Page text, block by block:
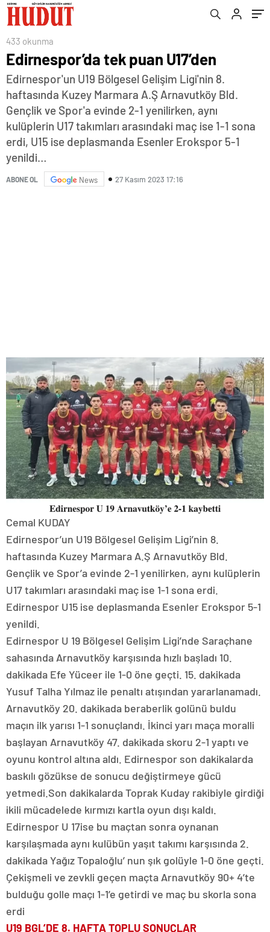
433 okunma
Edirnespor’da tek puan U17’den
Edirnespor'un U19 Bölgesel Gelişim Ligi'nin 8.
haftasında Kuzey Marmara A.Ş Arnavutköy Bld.
Gençlik ve Spor'a evinde 2-1 yenilirken, aynı
kulüplerin U17 takımları arasındaki maç ise 1-1 sona
erdi, U15 ise deplasmanda Esenler Erokspor 5-1
yenildi…
ABONE OL News 27 Kasım 2023 17:16
Cemal KUDAY
Edirnespor’un U19 Bölgesel Gelişim Ligi’nin 8.
haftasında Kuzey Marmara A.Ş Arnavutköy Bld.
Gençlik ve Spor’a evinde 2-1 yenilirken, aynı kulüplerin
U17 takımları arasındaki maç ise 1-1 sona erdi.
Edirnespor U15 ise deplasmanda Esenler Erokspor 5-1
yenildi.
Edirnespor U 19 Bölgesel Gelişim Ligi’nde Saraçhane
sahasında Arnavutköy karşısında hızlı başladı 10.
dakikada Efe Yüceer ile 1-0 öne geçti. 15. dakikada
Yusuf Talha Yılmaz ile penaltı atışından yararlanamadı.
Arnavutköy 20. dakikada beraberlik golünü buldu
maçın ilk yarısı 1-1 sonuçlandı. İkinci yarı maça moralli
başlayan Arnavutköy 47. dakikada skoru 2-1 yaptı ve
oyunu kontrol altına aldı. Edirnespor son dakikalarda
baskılı gözükse de sonucu değiştirmeye gücü
yetmedi.Son dakikalarda Toprak Kuday rakibiyle girdiği
ikili mücadelede kırmızı kartla oyun dışı kaldı.
Edirnespor U 17ise bu maçtan sonra oynanan
karşılaşmada aynı kulübün yaşıt takımı karşısında 2.
dakikada Yağız Topaloğlu’ nun şık golüyle 1-0 öne geçti.
Çekişmeli ve zevkli geçen maçta Arnavutköy 90+ 4’te
bulduğu golle maçı 1-1’e getirdi ve maç bu skorla sona
erdi
U19 BGL’DE 8. HAFTA TOPLU SONUÇLAR